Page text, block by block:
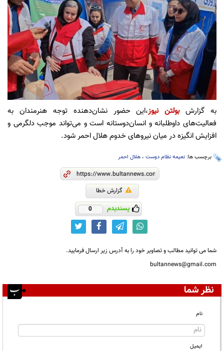
به گزارشبولتن نیوز،این حضور نشان‌دهنده توجه هنرمندان به
فعالیت‌های داوطلبانه و انسان‌دوستانه است و می‌تواند موجب دلگرمی و
افزایش انگیزه در میان نیروهای خدوم هلال احمر شود.
برچسب ها: نعیمه نظام دوست ، هلال احمر
گزارش خطا
پسندیدم 0
شما می توانید مطالب و تصاویر خود را به آدرس زیر ارسال فرمایید.
bultannews@gmail.com
نظر شما
نام
ایمیل